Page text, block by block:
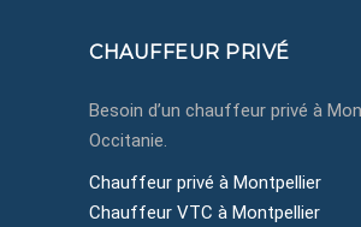
CHAUFFEUR PRIVÉ
Besoin d’un chauffeur privé à
Occitanie.
Chauffeur privé à Montpellier
Chauffeur VTC à Montpellier